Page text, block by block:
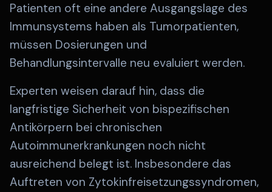
Patienten oft eine andere Ausgangslage des
Immunsystems haben als Tumorpatienten,
müssen Dosierungen und
Behandlungsintervalle neu evaluiert werden.
Experten weisen darauf hin, dass die
langfristige Sicherheit von bispezifischen
Antikörpern bei chronischen
Autoimmunerkrankungen noch nicht
ausreichend belegt ist. Insbesondere das
Auftreten von Zytokinfreisetzungssyndromen,